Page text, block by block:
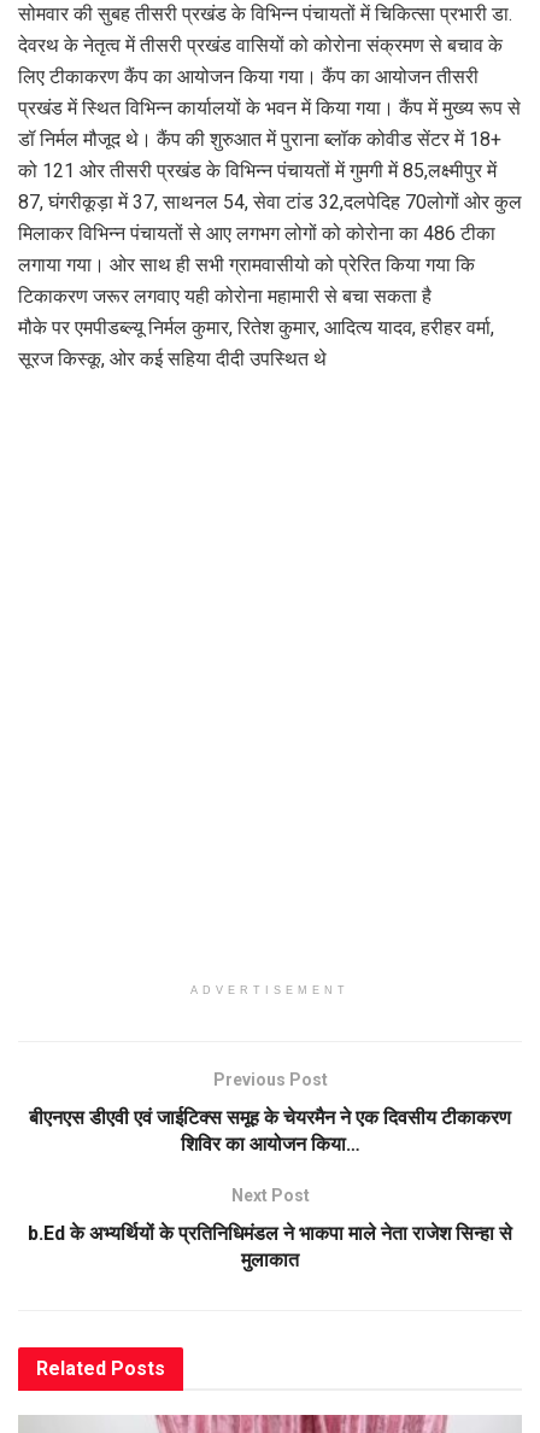
सोमवार की सुबह तीसरी प्रखंड के विभिन्न पंचायतों में चिकित्सा प्रभारी डा.
देवरथ के नेतृत्व में तीसरी प्रखंड वासियों को कोरोना संक्रमण से बचाव के
लिए टीकाकरण कैंप का आयोजन किया गया। कैंप का आयोजन तीसरी
प्रखंड में स्थित विभिन्न कार्यालयों के भवन में किया गया। कैंप में मुख्य रूप से
डॉ निर्मल मौजूद थे। कैंप की शुरुआत में पुराना ब्लॉक कोवीड सेंटर में 18+
को 121 ओर तीसरी प्रखंड के विभिन्न पंचायतों में गुमगी में 85,लक्ष्मीपुर में
87, घंगरीकूड़ा में 37, साथनल 54, सेवा टांड 32,दलपेदि‍ह 70लोगों ओर कुल
मिलाकर विभिन्न पंचायतों से आए लगभग लोगों को कोरोना का 486 टीका
लगाया गया। ओर साथ ही सभी ग्रामवासीयो को प्रेरित किया गया कि
टिकाकरण जरूर लगवाए यही कोरोना महामारी से बचा सकता है
मौके पर एमपीडब्ल्यू निर्मल कुमार, रितेश कुमार, आदित्य यादव, हरीहर वर्मा,
सूरज किस्कू, ओर कई सहिया दीदी उपस्थित थे
ADVERTISEMENT
Previous Post
बीएनएस डीएवी एवं जाईटिक्स समूह के चेयरमैन ने एक दिवसीय टीकाकरण
शिविर का आयोजन किया…
Next Post
b.Ed के अभ्यर्थियों के प्रतिनिधिमंडल ने भाकपा माले नेता राजेश सिन्हा से
मुलाकात
Related Posts